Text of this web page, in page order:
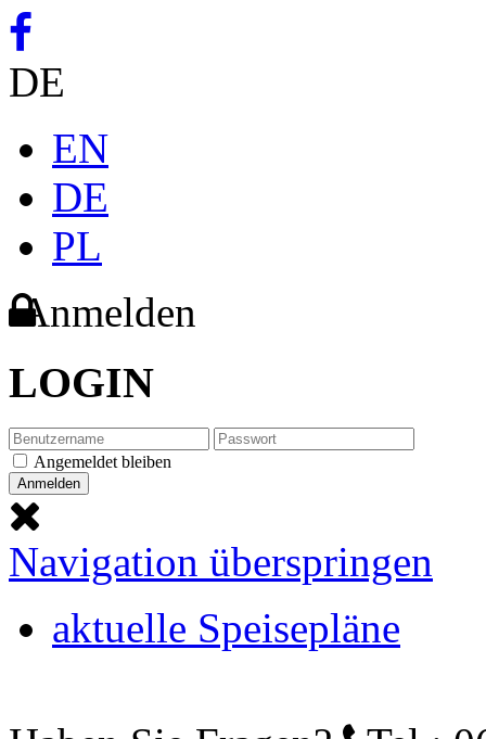
DE
EN
DE
PL
Anmelden
LOGIN
Angemeldet bleiben
Navigation überspringen
aktuelle Speisepläne